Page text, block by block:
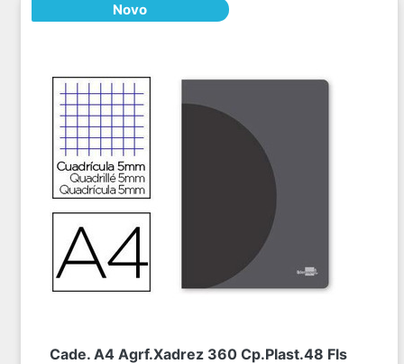
Novo
Cade. A4 Agrf.Xadrez 360 Cp.Plast.48 Fls